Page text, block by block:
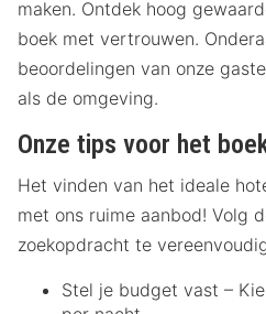
maken. Ontdek hoog
boek met vertrouwen.
beoordelingen van onze
als de omgeving.
Onze tips voor het
Het vinden van het ideale
met ons ruime aanbod! Volg
zoekopdracht te
Stel je budget vast –